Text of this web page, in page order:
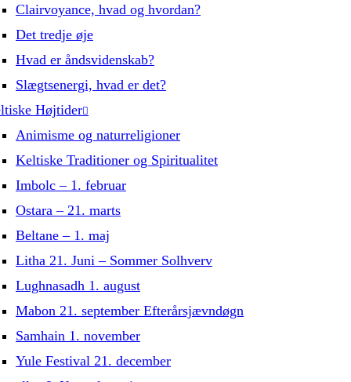
Clairvoyance, hvad og hvordan?
Det tredje øje
Hvad er åndsvidenskab?
Slægtsenergi, hvad er det?
Højtider
Animisme og naturreligioner
Keltiske Traditioner og Spiritualitet
Imbolc – 1. februar
Ostara – 21. marts
Beltane – 1. maj
Litha 21. Juni – Sommer Solhverv
Lughnasadh 1. august
Mabon 21. september Efterårsjævndøgn
Samhain 1. november
Yule Festival 21. december